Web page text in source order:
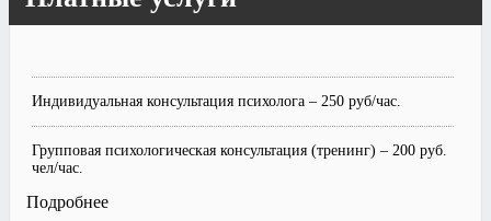
Индивидуальная консультация психолога – 250 руб/час.
Групповая психологическая консультация (тренинг) – 200 руб.
чел/час.
Подробнее